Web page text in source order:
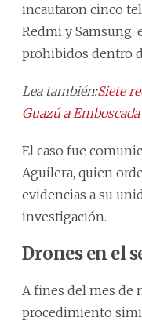
incautaron cinco
Redmi y Samsung,
prohibidos dentro
Lea también:Siete
Guazú a
El caso fue
Aguilera, quien
evidencias a su
investigación.
Drones en el
A fines del mes de
procedimiento